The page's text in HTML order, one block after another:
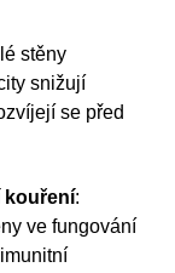
stěny
snižují
se před
kouření:
ve fungování